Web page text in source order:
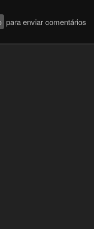
para enviar comentários